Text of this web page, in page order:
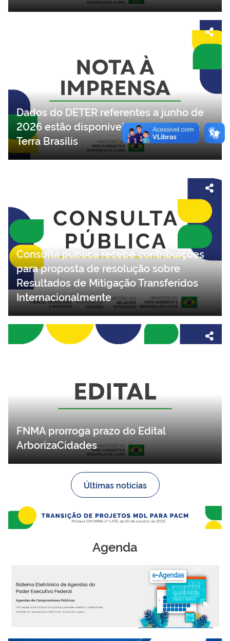
Dados do DETER referentes a junho de
2026 estão disponíveis na plataforma
Terra Brasilis
Consulta pública recebe contribuições
para proposta de resolução sobre
Resultados de Mitigação Transferidos
Internacionalmente
FNMA prorroga prazo do Edital
ArborizaCidades
Últimas notícias
Agenda